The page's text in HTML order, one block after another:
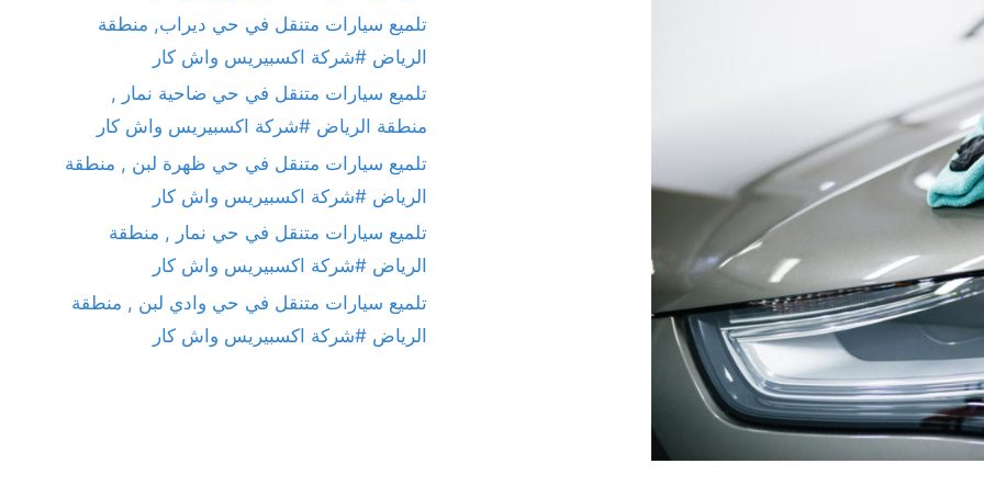
تلميع سيارات متنقل في حي ديراب, منطقة
الرياض #شركة اكسبيريس واش كار
تلميع سيارات متنقل في حي ضاحية نمار ,
منطقة الرياض #شركة اكسبيريس واش كار
تلميع سيارات متنقل في حي ظهرة لبن , منطقة
الرياض #شركة اكسبيريس واش كار
تلميع سيارات متنقل في حي نمار , منطقة
الرياض #شركة اكسبيريس واش كار
تلميع سيارات متنقل في حي وادي لبن , منطقة
الرياض #شركة اكسبيريس واش كار